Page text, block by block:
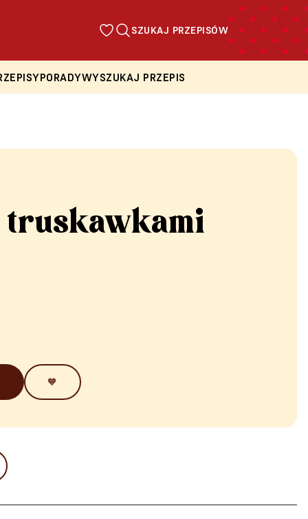
SZUKAJ PRZEPISÓW
PORADYWYSZUKAJ PRZEPIS
truskawkami
🧡